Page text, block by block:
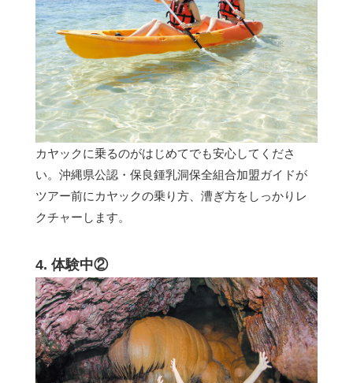
カヤックに乗るのがはじめてでも安心してくださ
い。沖縄県公認・保良鍾乳洞保全組合加盟ガイドが
ツアー前にカヤックの乗り方、漕ぎ方をしっかりレ
クチャーします。
4. 体験中②